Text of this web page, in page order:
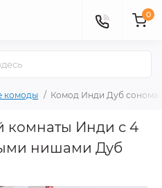
0
комоды Комод Инди Дуб сонома
комнаты Инди с 4
нишами Дуб